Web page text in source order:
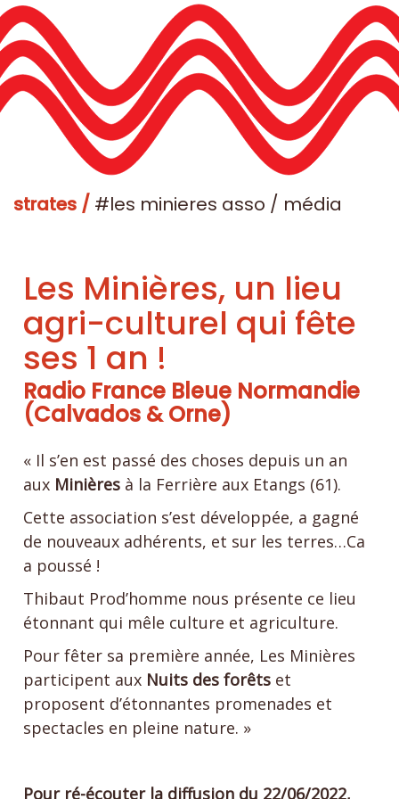
strates / #les minieres asso / média
Les Minières, un lieu
agri-culturel qui fête
ses 1 an !
Radio France Bleue Normandie
(Calvados & Orne)
« Il s’en est passé des choses depuis un an
aux Minières à la Ferrière aux Etangs (61).
Cette association s’est développée, a gagné
de nouveaux adhérents, et sur les terres…Ca
a poussé !
Thibaut Prod’homme nous présente ce lieu
étonnant qui mêle culture et agriculture.
Pour fêter sa première année, Les Minières
participent aux Nuits des forêts et
proposent d’étonnantes promenades et
spectacles en pleine nature. »
Pour ré-écouter la diffusion du 22/06/2022,